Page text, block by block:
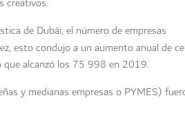
de Dubái, el número de empresas
esto condujo a un aumento anual de
alcanzó los 75 998 en 2019.
y medianas empresas o PYMES)